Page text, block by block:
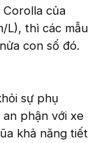
Corolla của
L), thì các mẫu
con số đó.
sự phụ
phận với xe
khả năng tiết